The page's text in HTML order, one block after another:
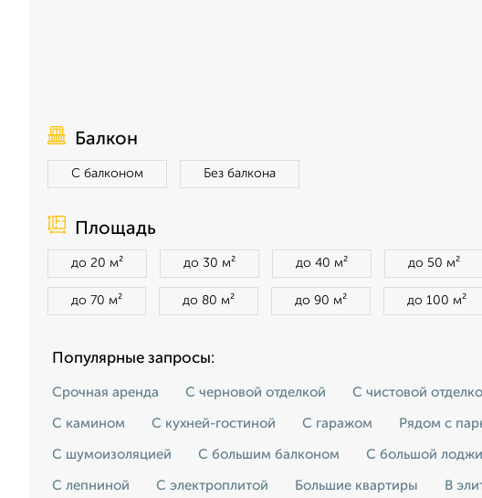
Балкон
С балконом Без балкона
Площадь
до 20 м² до 30 м² до 40 м² до 50 м²
до 70 м² до 80 м² до 90 м² до 100 м²
Популярные запросы:
Срочная аренда С черновой отделкой С чистовой
С камином С кухней-гостиной С гаражом Рядом с
С шумоизоляцией С большим балконом С большой
С лепниной С электроплитой Большие квартиры В